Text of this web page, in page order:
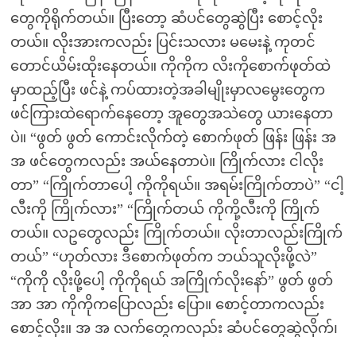
တွေကိုရိုက်တယ်။ ပြီးတော့ ဆံပင်တွေဆွဲပြီး စောင့်လိုး
တယ်။ လိုးအားကလည်း ပြင်းသလား မမေးနဲ့ ကုတင်
တောင်ယိမ်းထိုးနေတယ်။ ကိုကိုက လိးကိုစောက်ဖုတ်ထဲ
မှာထည့်ပြီး ဖင်နဲ့ ကပ်ထားတဲ့အခါမျိုးမှာလမွေးတွေက
ဖင်ကြားထဲရောက်နေတော့ အူတွေအသဲတွေ ယားနေတာ
ပဲ။ “ဖွတ် ဖွတ် ကောင်းလိုက်တဲ့ စောက်ဖုတ် ဖြန်း ဖြန်း အ
အ ဖင်တွေကလည်း အယ်နေတာပဲ။ ကြိုက်လား ငါလိုး
တာ” “ကြိုက်တာပေါ့ ကိုကိုရယ်။ အရမ်းကြိုက်တာပဲ” “ငါ့
လီးကို ကြိုက်လား” “ကြိုက်တယ် ကိုကို့လီးကို ကြိုက်
တယ်။ လဥတွေလည်း ကြိုက်တယ်။ လိုးတာလည်းကြိုက်
တယ်” “ဟုတ်လား ဒီစောက်ဖုတ်က ဘယ်သူလိုးဖို့လဲ”
“ကိုကို လိုးဖို့ပေါ့ ကိုကိုရယ် အကြိုက်လိုးနော်” ဖွတ် ဖွတ်
အာ အာ ကိုကိုကပြောလည်း ပြော။ စောင့်တာကလည်း
စောင့်လိုး။ အ အ လက်တွေကလည်း ဆံပင်တွေဆွဲလိုက်၊